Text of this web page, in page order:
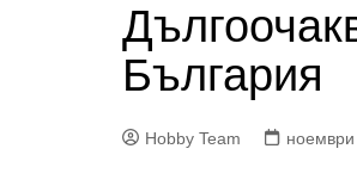
Фото и видео
България
Hobby Team